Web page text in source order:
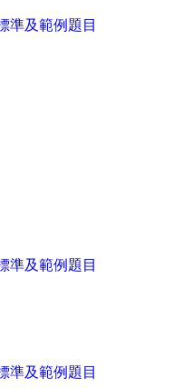
準及範例題目
準及範例題目
準及範例題目